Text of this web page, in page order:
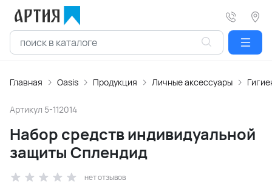
Главная Oasis Продукция Личные аксессуары
Артикул 5-112014
Набор средств индивидуальной
защиты Сплендид
нет отзывов